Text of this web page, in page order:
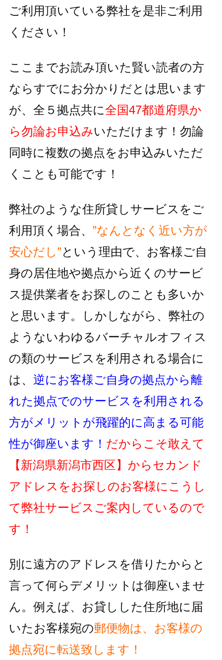
ご利用頂いている弊社を是非ご利用
ください！
ここまでお読み頂いた賢い読者の方
ならすでにお分かりだとは思います
が、全５拠点共に全国47都道府県か
ら勿論お申込みいただけます！ 勿論
同時に複数の拠点をお申込みいただ
くことも可能です！
弊社のような住所貸しサービスをご
利用頂く場合、 ”なんとなく近い方が
安心だし”という理由で、お客様ご自
身の居住地や拠点から近くのサービ
ス提供業者をお探しのことも多いか
と思います。しかしながら、 弊社の
ようないわゆるバーチャルオフィス
の類のサービスを利用される場合に
は、 逆にお客様ご自身の拠点から離
れた拠点でのサービスを利用される
方がメリットが飛躍的に高まる可能
性が御座います！ だからこそ敢えて
【新潟県新潟市西区】 からセカンド
アドレスをお探しのお客様にこうし
て弊社サービスご案内しているので
す！
別に遠方のアドレスを借りたからと
言って何らデメリットは御座いませ
ん。例えば、お貸しした住所地に届
いたお客様宛の郵便物は、お客様の
拠点宛に転送致します！